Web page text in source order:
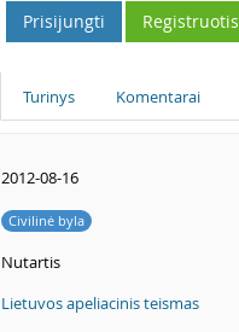
Prisijungti Registruotis
Turinys Komentarai
2012-08-16
Civilinė byla
Nutartis
Lietuvos apeliacinis teismas